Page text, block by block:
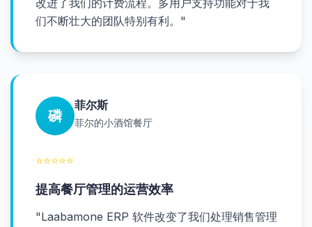
改进了我们的计费流程。多用户支持功能对于我
们不断壮大的团队特别有利。 "
磷
菲尔斯
菲尔的小酒馆餐厅
⭐⭐⭐⭐⭐
提高餐厅管理的运营效率
"Laabamone ERP 软件改变了我们处理销售管理